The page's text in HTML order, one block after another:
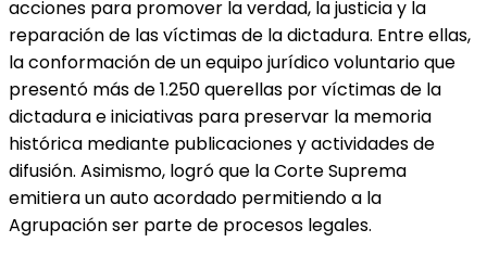
acciones para promover la verdad, la justicia y la
reparación de las víctimas de la dictadura. Entre ellas,
la conformación de un equipo jurídico voluntario que
presentó más de 1.250 querellas por víctimas de la
dictadura e iniciativas para preservar la memoria
histórica mediante publicaciones y actividades de
difusión. Asimismo, logró que la Corte Suprema
emitiera un auto acordado permitiendo a la
Agrupación ser parte de procesos legales.